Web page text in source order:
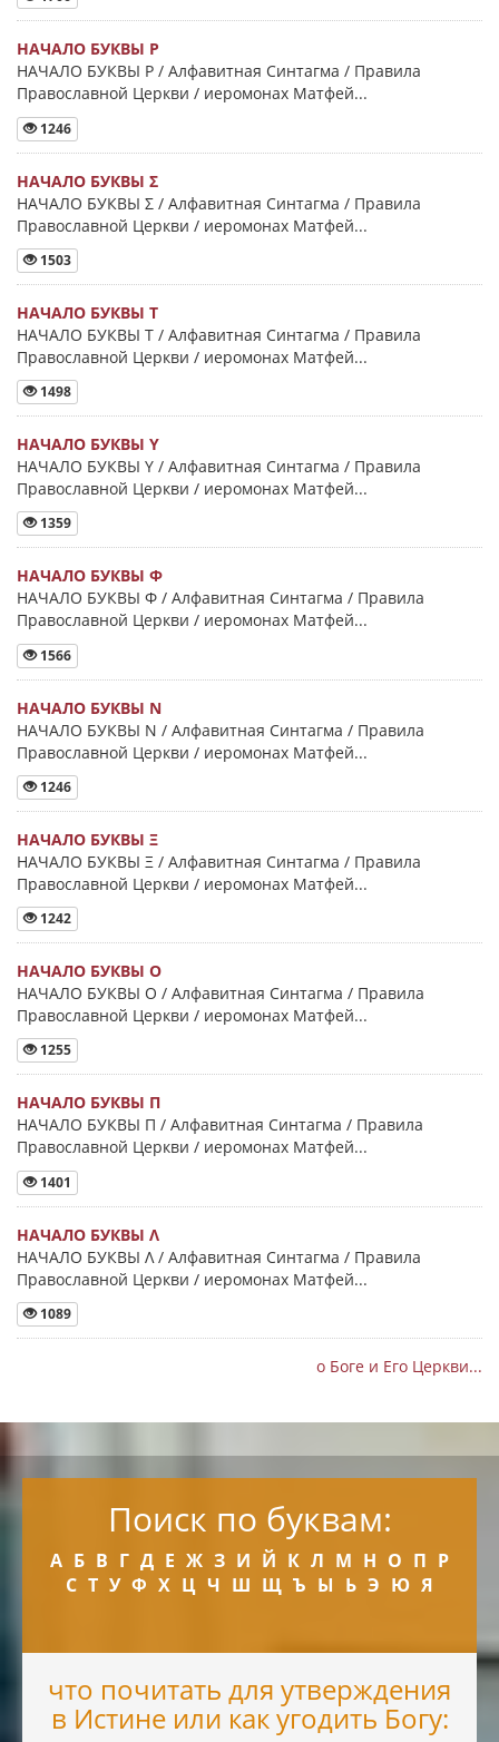
НАЧАЛО БУКВЫ Ρ
НАЧАЛО БУКВЫ Ρ / Алфавитная Синтагма / Правила
Православной Церкви / иеромонах Матфей...
1246
НАЧАЛО БУКВЫ Σ
НАЧАЛО БУКВЫ Σ / Алфавитная Синтагма / Правила
Православной Церкви / иеромонах Матфей...
1503
НАЧАЛО БУКВЫ Τ
НАЧАЛО БУКВЫ Τ / Алфавитная Синтагма / Правила
Православной Церкви / иеромонах Матфей...
1498
НАЧАЛО БУКВЫ Y
НАЧАЛО БУКВЫ Y / Алфавитная Синтагма / Правила
Православной Церкви / иеромонах Матфей...
1359
НАЧАЛО БУКВЫ Φ
НАЧАЛО БУКВЫ Φ / Алфавитная Синтагма / Правила
Православной Церкви / иеромонах Матфей...
1566
НАЧАЛО БУКВЫ Ν
НАЧАЛО БУКВЫ Ν / Алфавитная Синтагма / Правила
Православной Церкви / иеромонах Матфей...
1246
НАЧАЛО БУКВЫ Ξ
НАЧАЛО БУКВЫ Ξ / Алфавитная Синтагма / Правила
Православной Церкви / иеромонах Матфей...
1242
НАЧАЛО БУКВЫ Ο
НАЧАЛО БУКВЫ Ο / Алфавитная Синтагма / Правила
Православной Церкви / иеромонах Матфей...
1255
НАЧАЛО БУКВЫ Π
НАЧАЛО БУКВЫ Π / Алфавитная Синтагма / Правила
Православной Церкви / иеромонах Матфей...
1401
НАЧАЛО БУКВЫ Λ
НАЧАЛО БУКВЫ Λ / Алфавитная Синтагма / Правила
Православной Церкви / иеромонах Матфей...
1089
о Боге и Его Церкви...
Поиск по буквам:
А Б В Г Д Е Ж З И Й К Л М Н О П Р
С Т У Ф Х Ц Ч Ш Щ Ъ Ы Ь Э Ю Я
что почитать для утверждения
в Истине или как угодить Богу: